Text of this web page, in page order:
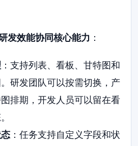
发效能协同核心能力 ：
：支持列表、看板、甘特图和
研发团队可以按需切换，产
排期，开发人员可以留在看
：任务支持自定义字段和状